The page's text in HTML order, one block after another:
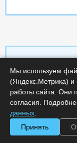
Срок
Артикул :
Мы используем
(Яндекс.Метрика) и
работы сайта. Они
согласия.
данных
Принять